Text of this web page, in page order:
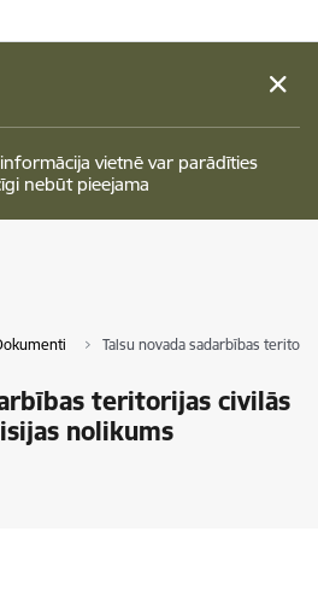
vietnē var parādīties
nebūt pieejama
Talsu novada sadarbības
teritorijas civilās
nolikums